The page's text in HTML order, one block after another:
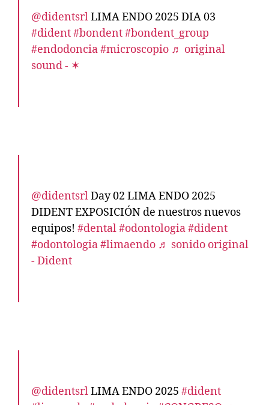
@didentsrlLIMA ENDO 2025 DIA 03
#dident#bondent#bondent_group
#endodoncia#microscopio ♬ original
sound - ✶
@didentsrlDay 02 LIMA ENDO 2025
DIDENT EXPOSICIÓN de nuestros nuevos
equipos! #dental#odontologia#dident
#odontologia#limaendo ♬ sonido original
- Dident
@didentsrlLIMA ENDO 2025 #dident